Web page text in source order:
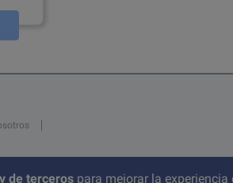
de terceros para mejorar la